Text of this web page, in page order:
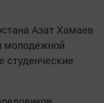
Азат Хамаев
молодежной
студенческие